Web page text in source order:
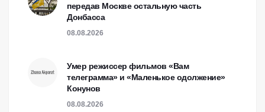
передав Москве остальную часть
Донбасса
08.08.2026
Умер режиссер фильмов «Вам
телеграмма» и «Маленькое одолжение»
Конунов
08.08.2026